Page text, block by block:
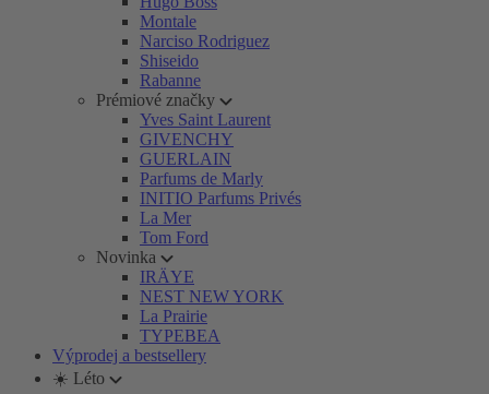
Montale
Narciso Rodriguez
Shiseido
Rabanne
Prémiové značky
Yves Saint Laurent
GIVENCHY
GUERLAIN
Parfums de Marly
INITIO Parfums Privés
La Mer
Tom Ford
Novinka
IRÄYE
NEST NEW YORK
La Prairie
TYPEBEA
Výprodej a bestsellery
☀️ Léto